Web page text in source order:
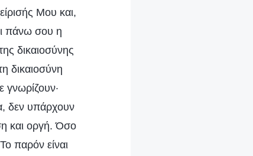
Μου και,
πάνω σου η
δικαιοσύνης
δικαιοσύνη
γνωρίζουν·
δεν υπάρχουν
και οργή. Όσο
παρόν είναι